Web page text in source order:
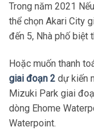
Trong năm 2021
thể chọn Akari City
đến 5, Nhà phố biệt
Hoặc muốn thanh
giai đoạn 2 dự kiến
Mizuki Park giai
dòng Ehome
Waterpoint.